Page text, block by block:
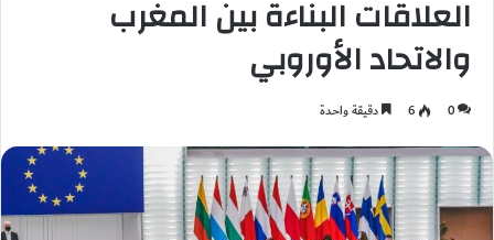
العلاقات البناءة بين المغرب
والاتحاد الأوروبي
0
6 دقيقة واحدة